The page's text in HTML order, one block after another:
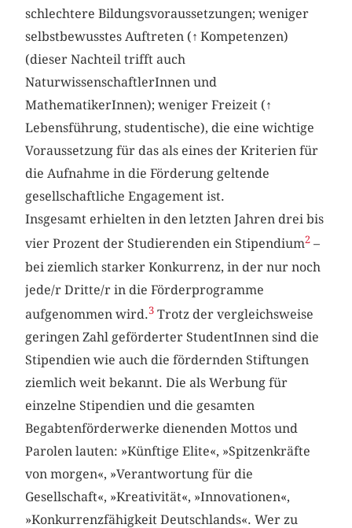
schlechtere Bildungsvoraussetzungen; weniger
selbstbewusstes Auftreten (↑Kompetenzen)
(dieser Nachteil trifft auch
NaturwissenschaftlerInnen und
MathematikerInnen); weniger Freizeit (↑
Lebensführung, studentische), die eine wichtige
Voraussetzung für das als eines der Kriterien für
die Aufnahme in die Förderung geltende
gesellschaftliche Engagement ist.
Insgesamt erhielten in den letzten Jahren drei bis
vier Prozent der Studierenden ein Stipendium2 –
bei ziemlich starker Konkurrenz, in der nur noch
jede/r Dritte/r in die Förderprogramme
aufgenommen wird.3 Trotz der vergleichsweise
geringen Zahl geförderter StudentInnen sind die
Stipendien wie auch die fördernden Stiftungen
ziemlich weit bekannt. Die als Werbung für
einzelne Stipendien und die gesamten
Begabtenförderwerke dienenden Mottos und
Parolen lauten: »Künftige Elite«, »Spitzenkräfte
von morgen«, »Verantwortung für die
Gesellschaft«, »Kreativität«, »Innovationen«,
»Konkurrenzfähigkeit Deutschlands«. Wer zu